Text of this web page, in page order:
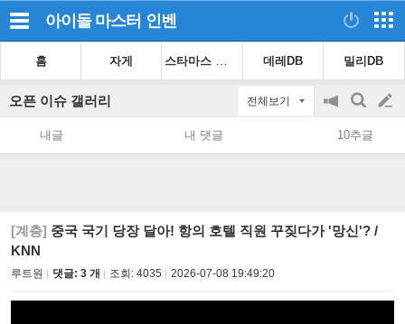
아이돌 마스터 인벤
홈 자게 데레DB 밀리DB
오픈 이슈 갤러리 전체보기
공
지
on/off
검
색
글
쓰
내글 내 댓글 10추글
[계층] 중국 국기 당장 달아! 항의 호텔 직원 꾸짖다가 '망신'? /
KNN
루트원 댓글: 3 개 조회: 4035 2026-07-08 19:49:20